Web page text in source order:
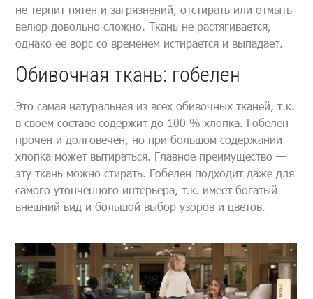
не терпит пятен и загрязнений, отстирать или отмыть
велюр довольно сложно. Ткань не растягивается,
однако ее ворс со временем истирается и выпадает.
Обивочная ткань: гобелен
Это самая натуральная из всех обивочных тканей, т.к.
в своем составе содержит до 100 % хлопка. Гобелен
прочен и долговечен, но при большом содержании
хлопка может вытираться. Главное преимущество —
эту ткань можно стирать. Гобелен подходит даже для
самого утонченного интерьера, т.к. имеет богатый
внешний вид и большой выбор узоров и цветов.